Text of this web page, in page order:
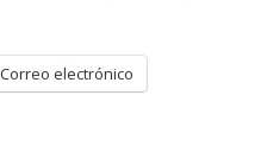
Correo electrónico